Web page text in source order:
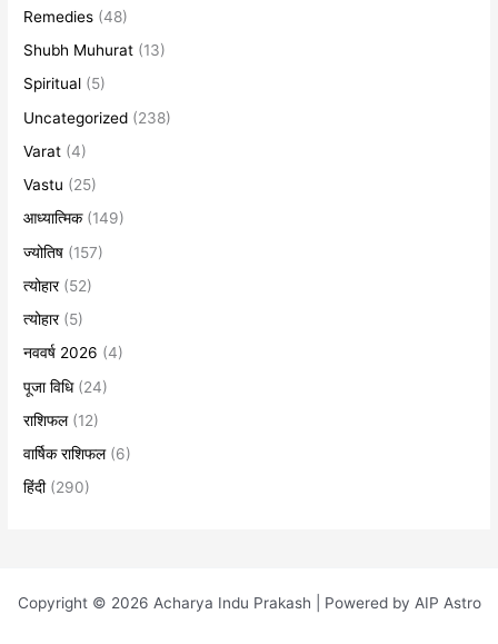
Remedies (48)
Shubh Muhurat (13)
Spiritual (5)
Uncategorized (238)
Varat (4)
Vastu (25)
आध्यात्मिक(149)
ज्योतिष (157)
त्योहार(52)
त्योहार(5)
नववर्ष 2026 (4)
पूजा विधि(24)
राशिफल(12)
वार्षिक राशिफल(6)
हिंदी(290)
Copyright © 2026 Acharya Indu Prakash | Powered by AIP Astro